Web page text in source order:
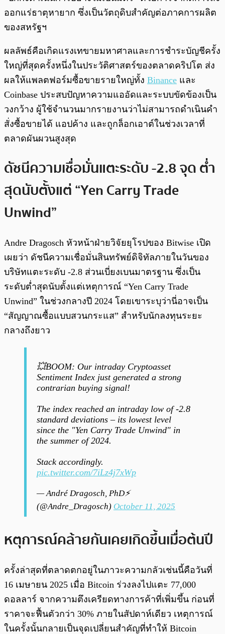
ออกแร่ธาตุหายาก ซึ่งเป็นวัตถุดิบสำคัญต่อภาคการผลิต
ของสหรัฐฯ
ผลลัพธ์คือเกิดแรงเทขายมหาศาลและการชำระบัญชีครั้ง
ใหญ่ที่สุดครั้งหนึ่งในประวัติศาสตร์ของตลาดคริปโต ส่ง
ผลให้แพลตฟอร์มซื้อขายรายใหญ่ทั้ง Binance และ
Coinbase ประสบปัญหาความแออัดและระบบขัดข้องเป็น
วงกว้าง ผู้ใช้จำนวนมากรายงานว่าไม่สามารถดำเนินคำ
สั่งซื้อขายได้ แอปค้าง และถูกล็อกเอาต์ในช่วงเวลาที่
ตลาดผันผวนสูงสุด
ดัชนีความเชื่อมั่นแตะระดับ -2.8 จุด ต่ำ
สุดนับตั้งแต่ “Yen Carry Trade
Unwind”
Andre Dragosch หัวหน้าฝ่ายวิจัยยุโรปของ Bitwise เปิด
เผยว่า ดัชนีความเชื่อมั่นสินทรัพย์ดิจิทัลภายในวันของ
บริษัทแตะระดับ -2.8 ส่วนเบี่ยงเบนมาตรฐาน ซึ่งเป็น
ระดับต่ำสุดนับตั้งแต่เหตุการณ์ “Yen Carry Trade
Unwind” ในช่วงกลางปี 2024 โดยเขาระบุว่านี่อาจเป็น
“สัญญาณซื้อแบบสวนกระแส” สำหรับนักลงทุนระยะ
กลางถึงยาว
💥BOOM: Our intraday Cryptoasset
Sentiment Index just generated a strong
contrarian buying signal!
The index reached an intraday low of -2.8
standard deviations – its lowest level
since the "Yen Carry Trade Unwind" in
the summer of 2024.
Stack accordingly.
pic.twitter.com/7iLz4j7xWp
— André Dragosch, PhD⚡
(@Andre_Dragosch) October 11, 2025
หตุการณ์คล้ายกันเคยเกิดขึ้นเมื่อต้นปี
ครั้งล่าสุดที่ตลาดตกอยู่ในภาวะความกลัวเช่นนี้คือวันที่
16 เมษายน 2025 เมื่อ Bitcoin ร่วงลงไปแตะ 77,000
ดอลลาร์ จากความตึงเครียดทางการค้าที่เพิ่มขึ้น ก่อนที่
ราคาจะฟื้นตัวกว่า 30% ภายในสัปดาห์เดียว เหตุการณ์
ในครั้งนั้นกลายเป็นจุดเปลี่ยนสำคัญที่ทำให้ Bitcoin